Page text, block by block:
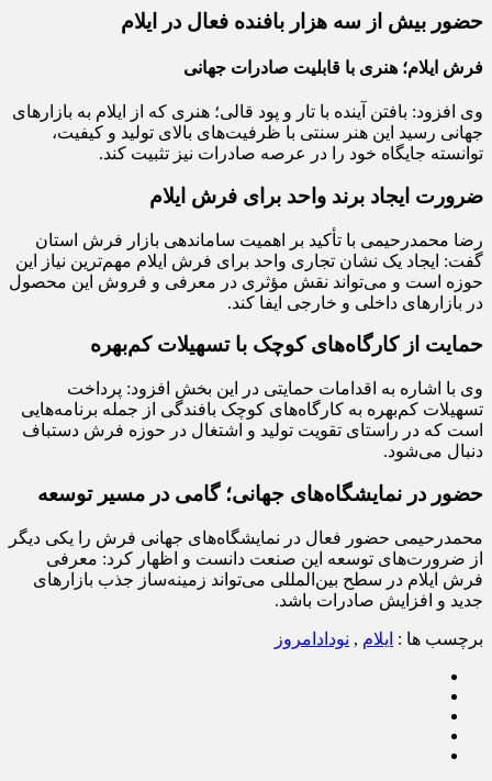
حضور بیش از سه‌ هزار بافنده فعال در ایلام
فرش ایلام؛ هنری با قابلیت صادرات جهانی
وی افزود: بافتن آینده با تار و پود قالی؛ هنری که از ایلام به بازارهای
جهانی رسید این هنر سنتی با ظرفیت‌های بالای تولید و کیفیت،
توانسته جایگاه خود را در عرصه صادرات نیز تثبیت کند.
ضرورت ایجاد برند واحد برای فرش ایلام
رضا محمدرحیمی با تأکید بر اهمیت ساماندهی بازار فرش استان
گفت: ایجاد یک نشان تجاری واحد برای فرش ایلام مهم‌ترین نیاز این
حوزه است و می‌تواند نقش مؤثری در معرفی و فروش این محصول
در بازارهای داخلی و خارجی ایفا کند.
حمایت از کارگاه‌های کوچک با تسهیلات کم‌بهره
وی با اشاره به اقدامات حمایتی در این بخش افزود: پرداخت
تسهیلات کم‌بهره به کارگاه‌های کوچک بافندگی از جمله برنامه‌هایی
است که در راستای تقویت تولید و اشتغال در حوزه فرش دستباف
دنبال می‌شود.
حضور در نمایشگاه‌های جهانی؛ گامی در مسیر توسعه
محمدرحیمی حضور فعال در نمایشگاه‌های جهانی فرش را یکی دیگر
از ضرورت‌های توسعه این صنعت دانست و اظهار کرد: معرفی
فرش ایلام در سطح بین‌المللی می‌تواند زمینه‌ساز جذب بازارهای
جدید و افزایش صادرات باشد.
برچسب ها : ایلام , نودادامروز